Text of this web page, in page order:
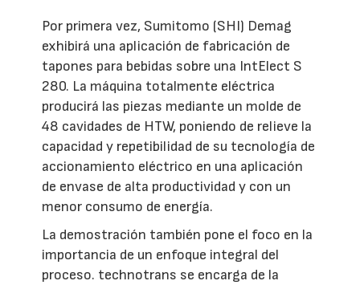
Por primera vez, Sumitomo (SHI) Demag
exhibirá una aplicación de fabricación de
tapones para bebidas sobre una IntElect S
280. La máquina totalmente eléctrica
producirá las piezas mediante un molde de
48 cavidades de HTW, poniendo de relieve la
capacidad y repetibilidad de su tecnología de
accionamiento eléctrico en una aplicación
de envase de alta productividad y con un
menor consumo de energía.
La demostración también pone el foco en la
importancia de un enfoque integral del
proceso. technotrans se encarga de la